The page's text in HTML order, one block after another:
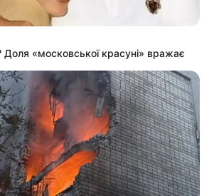
був маленьким, але
Дитиною, яка щодня боролася
— ті, хто справді боровся за її
руки і був поруч у
висловлює лікарям мукачівської
при пологовому будинку — за
«московської красуні» вражає